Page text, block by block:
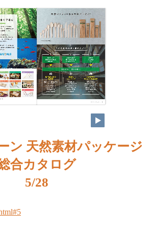
ン 天然素材パッケージ
合カタログ
5/28